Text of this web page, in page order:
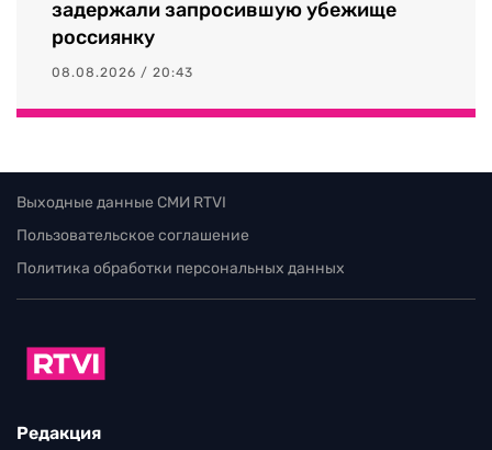
задержали запросившую убежище
россиянку
08.08.2026 / 20:43
Выходные данные СМИ RTVI
Пользовательское соглашение
Политика обработки персональных данных
Редакция